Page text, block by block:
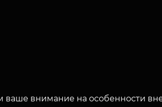
внимание на особенности